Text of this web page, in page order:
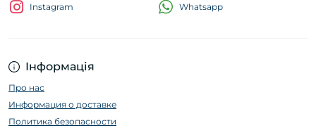
Інформація
Про нас
Информация о доставке
Политика безопасности
Instagram
Whatsapp